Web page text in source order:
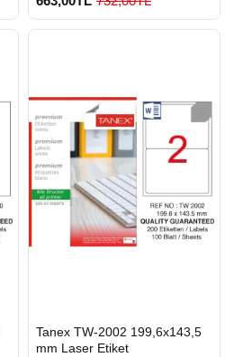
900 TL Üzeri Kargo Ücretsiz
GÖNDERİ
Tanex TW-2002 199,6x143,5
mm Laser Etiket